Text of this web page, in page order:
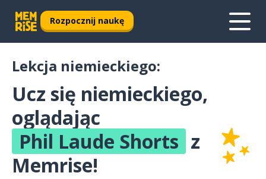
Rozpocznij naukę
Lekcja niemieckiego:
Ucz się niemieckiego,
oglądając
Phil Laude Shorts z
Memrise!